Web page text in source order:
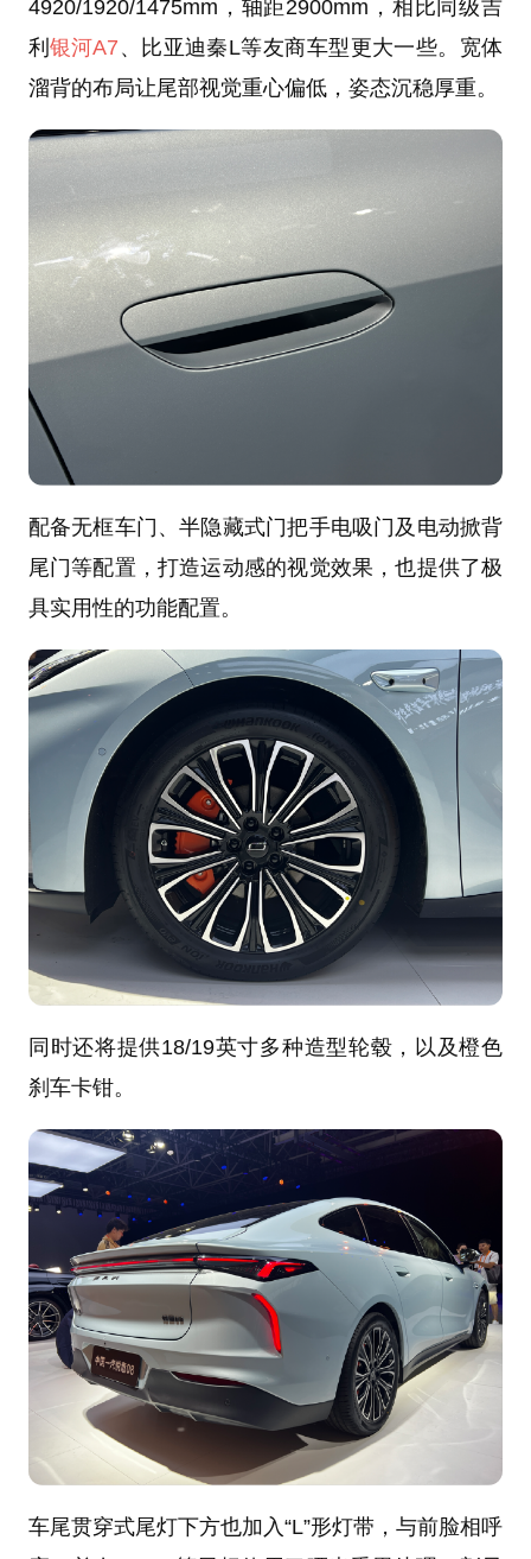
4920/1920/1475mm，轴距2900mm，相比同级吉
利银河A7 、比亚迪秦L等友商车型更大一些。宽体
溜背的布局让尾部视觉重心偏低，姿态沉稳厚重。
配备无框车门、半隐藏式门把手电吸门及电动掀背
尾门等配置，打造运动感的视觉效果，也提供了极
具实用性的功能配置。
同时还将提供18/19英寸多种造型轮毂，以及橙色
刹车卡钳。
车尾贯穿式尾灯下方也加入“L”形灯带，与前脸相呼